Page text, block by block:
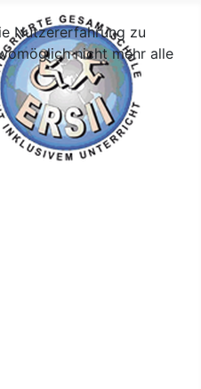
Nutzererfahrung zu
nicht mehr alle